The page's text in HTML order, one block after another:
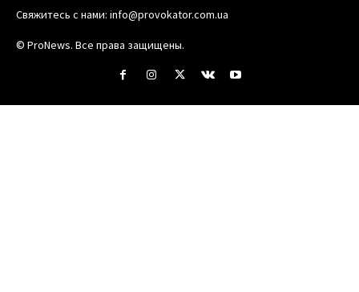
Свяжитесь с нами: info@provokator.com.ua
© ProNews. Все права защищены.